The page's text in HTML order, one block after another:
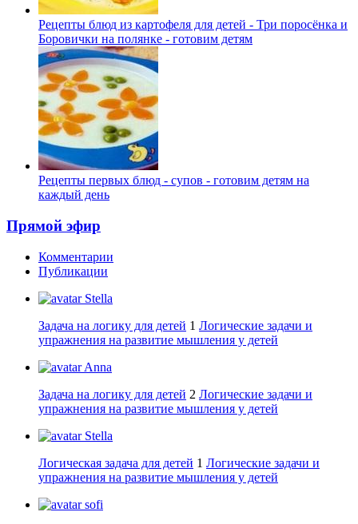
Рецепты блюд из картофеля для детей - Три поросёнка и
Боровички на полянке - готовим детям
Рецепты первых блюд - супов - готовим детям на
каждый день
Прямой эфир
Комментарии
Публикации
Stella
Задача на логику для детей 1 Логические задачи и
упражнения на развитие мышления у детей
Anna
Задача на логику для детей 2 Логические задачи и
упражнения на развитие мышления у детей
Stella
Логическая задача для детей 1 Логические задачи и
упражнения на развитие мышления у детей
sofi